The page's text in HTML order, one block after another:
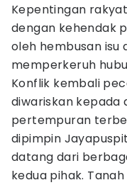
Kepentingan
dengan kehendak
oleh hembusan isu
memperkeruh
Konflik kembali
diwariskan kepada
pertempuran
dipimpin
datang dari
kedua pihak.